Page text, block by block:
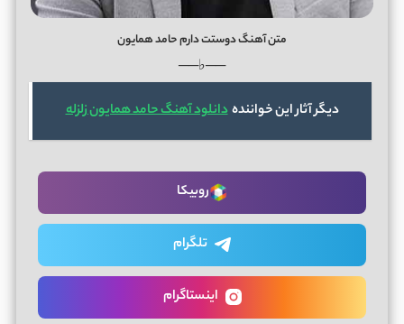
متن آهنگ دوستت دارم حامد همایون
──♭──
دیگر آثار این خوانندهدانلود آهنگ حامد همایون زلزله
روبیکا
تلگرام
اینستاگرام